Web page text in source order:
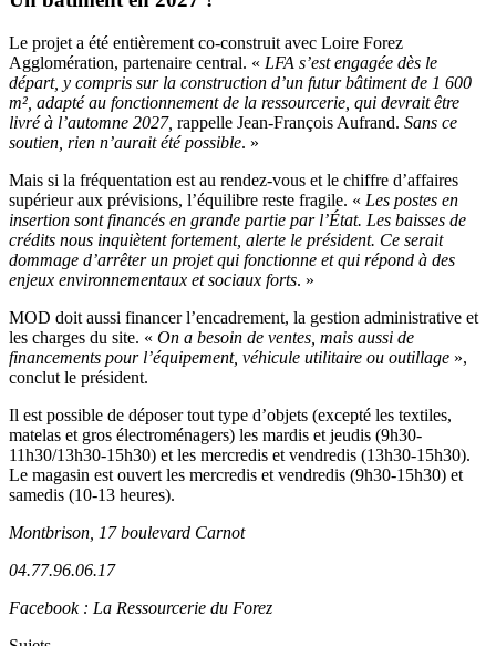
Le projet a été entièrement co-construit avec Loire Forez
Agglomération, partenaire central. « LFA s’est engagée dès le
départ, y compris sur la construction d’un futur bâtiment de 1 600
m², adapté au fonctionnement de la ressourcerie, qui devrait être
livré à l’automne 2027, rappelle Jean-François Aufrand. Sans ce
soutien, rien n’aurait été possible. »
Mais si la fréquentation est au rendez-vous et le chiffre d’affaires
supérieur aux prévisions, l’équilibre reste fragile. « Les postes en
insertion sont financés en grande partie par l’État. Les baisses de
crédits nous inquiètent fortement, alerte le président. Ce serait
dommage d’arrêter un projet qui fonctionne et qui répond à des
enjeux environnementaux et sociaux forts. »
MOD doit aussi financer l’encadrement, la gestion administrative et
les charges du site. « On a besoin de ventes, mais aussi de
financements pour l’équipement, véhicule utilitaire ou outillage »,
conclut le président.
Il est possible de déposer tout type d’objets (excepté les textiles,
matelas et gros électroménagers) les mardis et jeudis (9h30-
11h30/13h30-15h30) et les mercredis et vendredis (13h30-15h30).
Le magasin est ouvert les mercredis et vendredis (9h30-15h30) et
samedis (10-13 heures).
Montbrison, 17 boulevard Carnot
04.77.96.06.17
Facebook : La Ressourcerie du Forez